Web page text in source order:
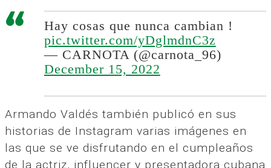
Hay cosas que nunca cambian !
pic.twitter.com/yDglmdnC3z
— CARNOTA (@carnota_96)
December 15, 2022
Armando Valdés también publicó en sus
historias de Instagram varias imágenes en
las que se ve disfrutando en el cumpleaños
de la actriz, influencer y presentadora cubana